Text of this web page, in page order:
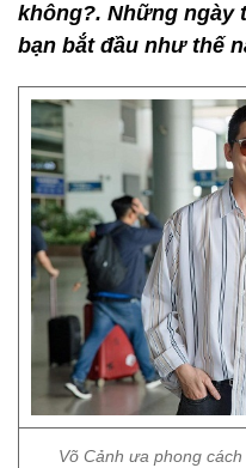
không?. Những ngày
bạn bắt đầu như thế
Võ Cảnh ưa phong